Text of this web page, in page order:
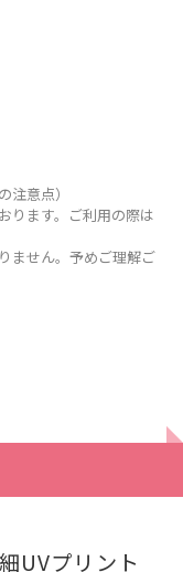
意点）
ります。ご利用の際は
ません。予めご理解ご
UVプリント